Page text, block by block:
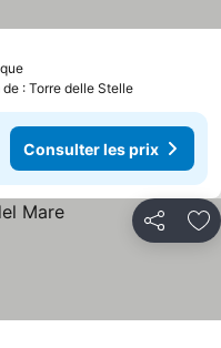
: Torre delle Stelle
Consulter les prix
Partager